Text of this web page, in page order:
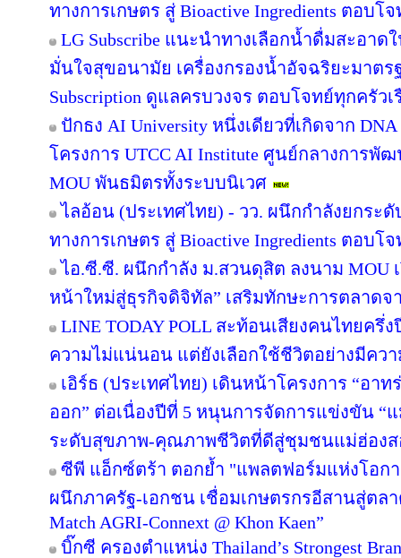
ทางการเกษตร สู่ Bioactive Ingredients ตอบโ
LG Subscribe แนะนำทางเลือกน้ำดื่มสะอา
มั่นใจสุขอนามัย เครื่องกรองน้ำอัจฉริยะมาต
Subscription ดูแลครบวงจร ตอบโจทย์ทุกครัวเ
ปักธง AI University หนึ่งเดียวที่เกิดจาก
โครงการ UTCC AI Institute ศูนย์กลางการพั
MOU พันธมิตรทั้งระบบนิเวศ
ไลอ้อน (ประเทศไทย) - วว. ผนึกกำลังยกระ
ทางการเกษตร สู่ Bioactive Ingredients ตอบโ
ไอ.ซี.ซี. ผนึกกำลัง ม.สวนดุสิต ลงนาม MOU
หน้าใหม่สู่ธุรกิจดิจิทัล” เสริมทักษะการตลาด
LINE TODAY POLL สะท้อนเสียงคนไทยครึ่
ความไม่แน่นอน แต่ยังเลือกใช้ชีวิตอย่างมีควา
เอิร์ธ (ประเทศไทย) เดินหน้าโครงการ “อา
ออก” ต่อเนื่องปีที่ 5 หนุนการจัดการแข่งขัน “
ระดับสุขภาพ-คุณภาพชีวิตที่ดีสู่ชุมชนแม่ฮ่อง
ซีพี แอ็กซ์ตร้า ตอกย้ำ "แพลตฟอร์มแห่งโอก
ผนึกภาครัฐ-เอกชน เชื่อมเกษตรกรอีสานสู่ตล
Match AGRI-Connext @ Khon Kaen”
บิ๊กซี ครองตำแหน่ง Thailand’s Strongest